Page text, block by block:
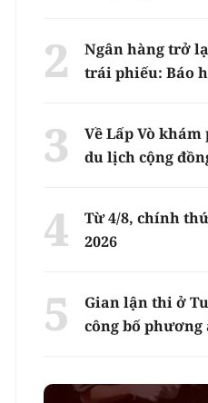
Ngân hàng trở
trái phiếu: Báo
Về Lấp Vò
du lịch cộng
Từ 4/8, chính
2026
Gian lận thi ở
công bố phương